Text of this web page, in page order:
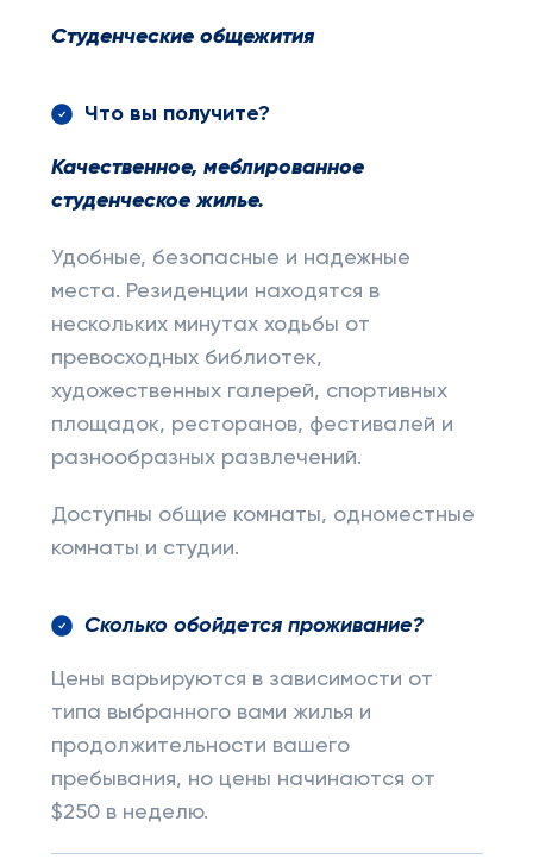
Студенческие общежития
Что вы получите?
Качественное, меблированное
студенческое жилье.
Удобные, безопасные и надежные
места. Резиденции находятся в
нескольких минутах ходьбы от
превосходных библиотек,
художественных галерей, спортивных
площадок, ресторанов, фестивалей и
разнообразных развлечений.
Доступны общие комнаты, одноместные
комнаты и студии.
Сколько обойдется проживание?
Цены варьируются в зависимости от
типа выбранного вами жилья и
продолжительности вашего
пребывания, но цены начинаются от
$250 в неделю.